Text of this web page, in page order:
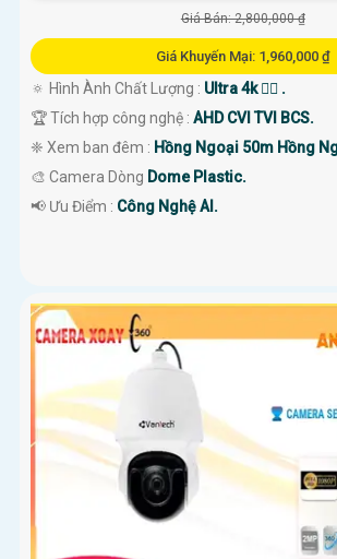
Giá Bán: 2,800,000 ₫
Giá Khuyến Mại: 1,960,000 ₫
🔅 Hình Ành Chất Lượng : Ultra 4k 👍🏾 .
🏆 Tích hợp công nghệ : AHD CVI TVI BCS.
❈ Xem ban đêm : Hồng Ngoại 50m Hồng
🎨 Camera Dòng Dome Plastic.
️📢 Ưu Điểm : Công Nghệ AI.